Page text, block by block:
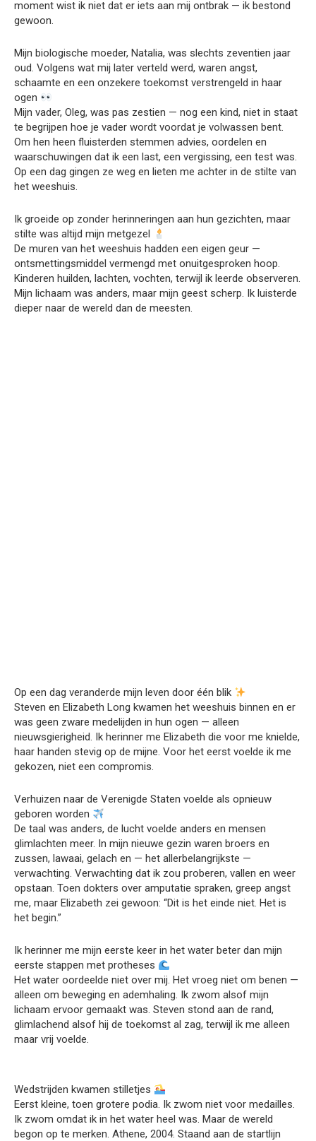
moment wist ik niet dat er iets aan mij ontbrak — ik bestond
gewoon.
Mijn biologische moeder, Natalia, was slechts zeventien jaar
oud. Volgens wat mij later verteld werd, waren angst,
schaamte en een onzekere toekomst verstrengeld in haar
ogen
Mijn vader, Oleg, was pas zestien — nog een kind, niet in staat
te begrijpen hoe je vader wordt voordat je volwassen bent.
Om hen heen fluisterden stemmen advies, oordelen en
waarschuwingen dat ik een last, een vergissing, een test was.
Op een dag gingen ze weg en lieten me achter in de stilte van
het weeshuis.
Ik groeide op zonder herinneringen aan hun gezichten, maar
stilte was altijd mijn metgezel
De muren van het weeshuis hadden een eigen geur —
ontsmettingsmiddel vermengd met onuitgesproken hoop.
Kinderen huilden, lachten, vochten, terwijl ik leerde observeren.
Mijn lichaam was anders, maar mijn geest scherp. Ik luisterde
dieper naar de wereld dan de meesten.
Op een dag veranderde mijn leven door één blik
Steven en Elizabeth Long kwamen het weeshuis binnen en er
was geen zware medelijden in hun ogen — alleen
nieuwsgierigheid. Ik herinner me Elizabeth die voor me knielde,
haar handen stevig op de mijne. Voor het eerst voelde ik me
gekozen, niet een compromis.
Verhuizen naar de Verenigde Staten voelde als opnieuw
geboren worden
De taal was anders, de lucht voelde anders en mensen
glimlachten meer. In mijn nieuwe gezin waren broers en
zussen, lawaai, gelach en — het allerbelangrijkste —
verwachting. Verwachting dat ik zou proberen, vallen en weer
opstaan. Toen dokters over amputatie spraken, greep angst
me, maar Elizabeth zei gewoon: “Dit is het einde niet. Het is
het begin.”
Ik herinner me mijn eerste keer in het water beter dan mijn
eerste stappen met protheses
Het water oordeelde niet over mij. Het vroeg niet om benen —
alleen om beweging en ademhaling. Ik zwom alsof mijn
lichaam ervoor gemaakt was. Steven stond aan de rand,
glimlachend alsof hij de toekomst al zag, terwijl ik me alleen
maar vrij voelde.
Wedstrijden kwamen stilletjes
Eerst kleine, toen grotere podia. Ik zwom niet voor medailles.
Ik zwom omdat ik in het water heel was. Maar de wereld
begon op te merken. Athene, 2004. Staand aan de startlijn